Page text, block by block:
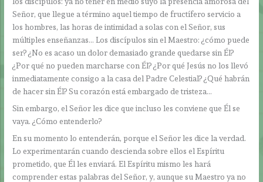
Señor, que llegue a término aquel tiempo de fructífero servicio a
los hombres, las horas de intimidad a solas con el Señor, sus
múltiples enseñanzas… Los discípulos sin el Maestro: ¿cómo puede
ser? ¿No es acaso un dolor demasiado grande quedarse sin Él?
¿Por qué no pueden marcharse con Él? ¿Por qué Jesús no los llevó
inmediatamente consigo a la casa del Padre Celestial? ¿Qué habrán
de hacer sin Él? Su corazón está embargado de tristeza…
Sin embargo, el Señor les dice que incluso les conviene que Él se
vaya. ¿Cómo entenderlo?
En su momento lo entenderán, porque el Señor les dice la verdad.
Lo experimentarán cuando descienda sobre ellos el Espíritu
prometido, que Él les enviará. El Espíritu mismo les hará
comprender estas palabras del Señor, y, aunque su Maestro ya no